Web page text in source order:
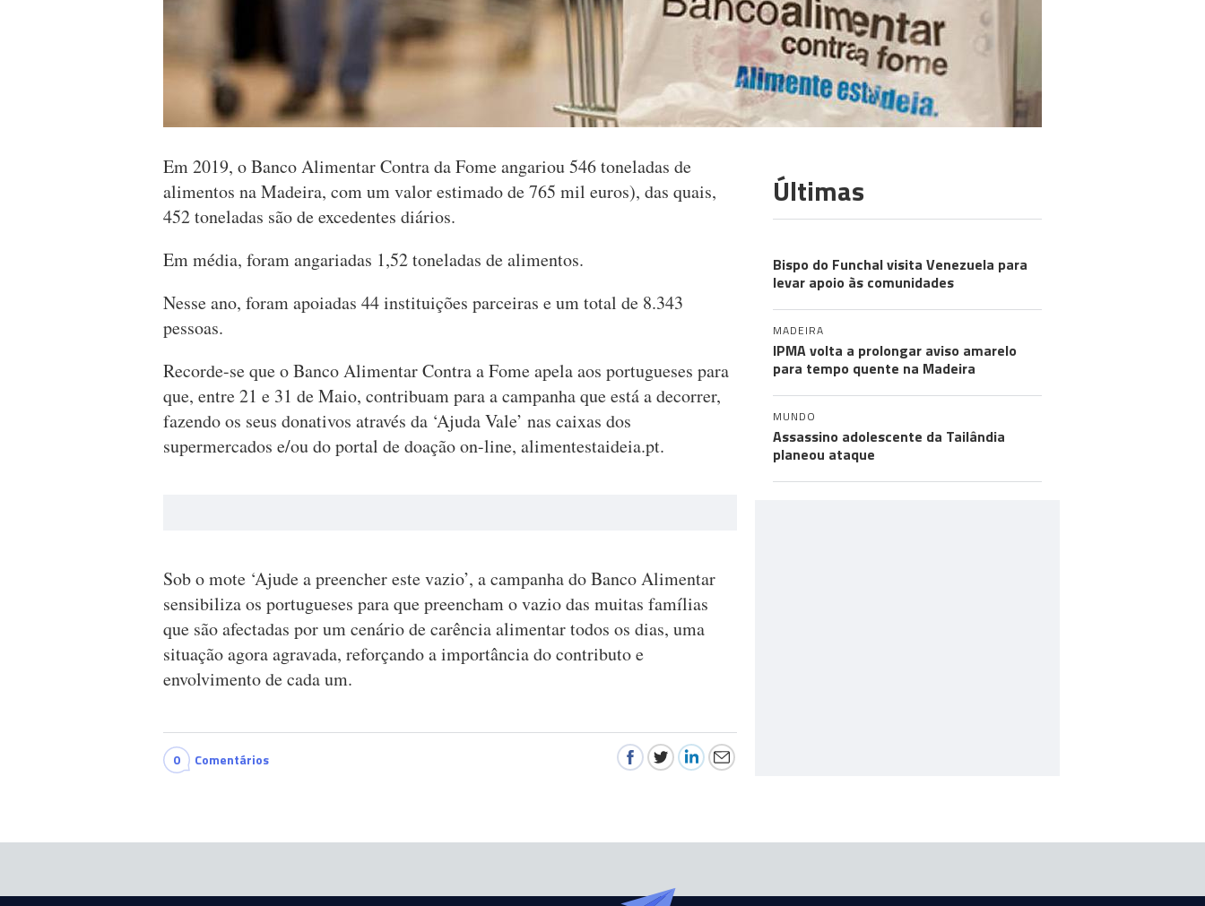
Em 2019, o Banco Alimentar Contra da Fome angariou 546 toneladas de
alimentos na Madeira, com um valor estimado de 765 mil euros), das quais,
452 toneladas são de excedentes diários.
Em média, foram angariadas 1,52 toneladas de alimentos.
Nesse ano, foram apoiadas 44 instituições parceiras e um total de 8.343
pessoas.
Recorde-se que o Banco Alimentar Contra a Fome apela aos portugueses para
que, entre 21 e 31 de Maio, contribuam para a campanha que está a decorrer,
fazendo os seus donativos através da ‘Ajuda Vale’ nas caixas dos
supermercados e/ou do portal de doação on-line, alimentestaideia.pt.
Sob o mote ‘Ajude a preencher este vazio’, a campanha do Banco Alimentar
sensibiliza os portugueses para que preencham o vazio das muitas famílias
que são afectadas por um cenário de carência alimentar todos os dias, uma
situação agora agravada, reforçando a importância do contributo e
envolvimento de cada um.
0 Comentários
Últimas
Bispo do Funchal visita Venezuela para
levar apoio às comunidades
MADEIRA
IPMA volta a prolongar aviso amarelo
para tempo quente na Madeira
MUNDO
Assassino adolescente da Tailândia
planeou ataque